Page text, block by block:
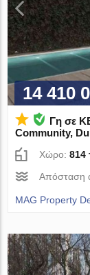
14 410
Γη σε
Community,
Χώρο:814
Απόσταση
MAG Property